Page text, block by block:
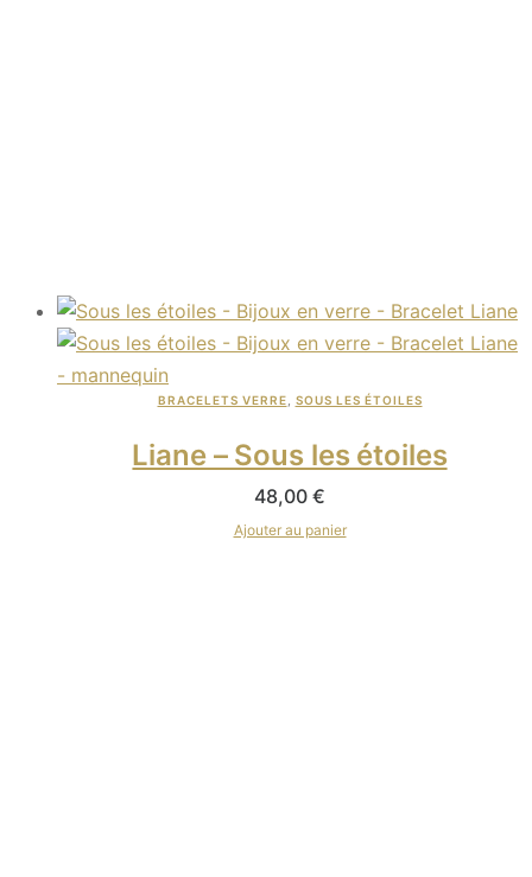
BRACELETS VERRE SOUS LES ÉTOILES
Liane – Sous les étoiles
48,00 €
Ajouter au panier